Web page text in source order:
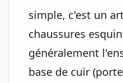
simple, c'est un
chaussures
généralement
base de cuir